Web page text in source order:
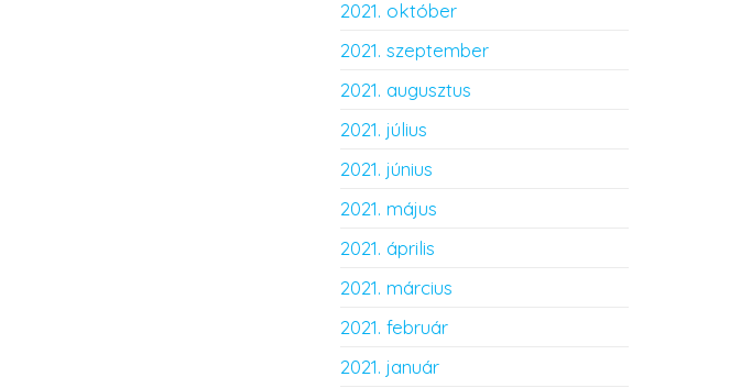
2021. október
2021. szeptember
2021. augusztus
2021. július
2021. június
2021. május
2021. április
2021. március
2021. február
2021. január